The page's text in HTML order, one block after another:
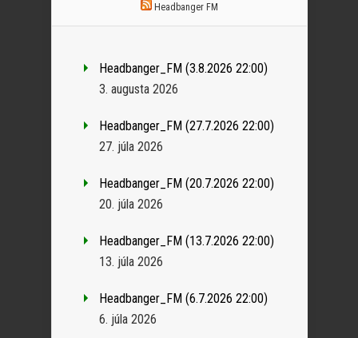
Headbanger FM
Headbanger_FM (3.8.2026 22:00)
3. augusta 2026
Headbanger_FM (27.7.2026 22:00)
27. júla 2026
Headbanger_FM (20.7.2026 22:00)
20. júla 2026
Headbanger_FM (13.7.2026 22:00)
13. júla 2026
Headbanger_FM (6.7.2026 22:00)
6. júla 2026